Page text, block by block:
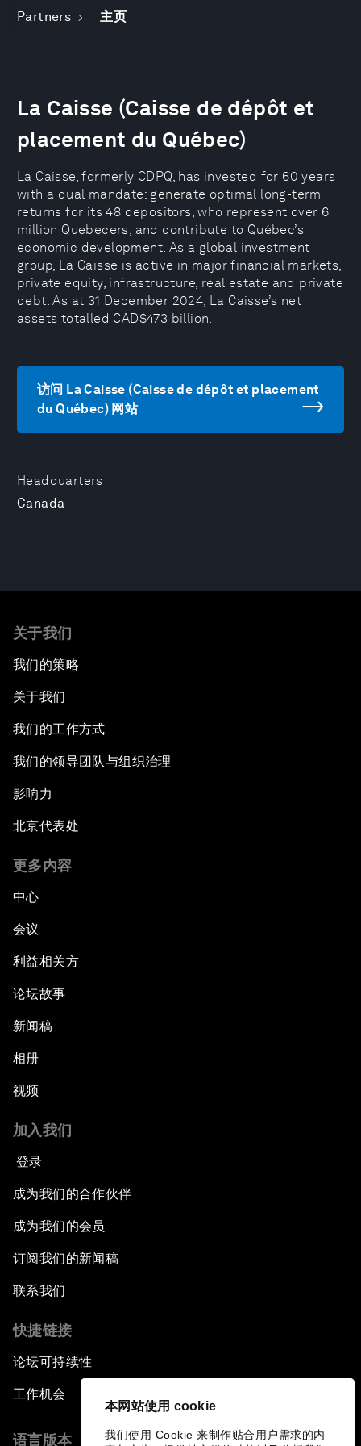
本网站使用 cookie
我们使用 Cookie 来制作贴合用户需求的内
Partners 主页
Headquarters
Canada
La Caisse (Caisse de dépôt et
placement du Québec)
La Caisse, formerly CDPQ, has invested for 60 years
with a dual mandate: generate optimal long-term
returns for its 48 depositors, who represent over 6
million Quebecers, and contribute to Québec’s
economic development. As a global investment
group, La Caisse is active in major financial markets,
private equity, infrastructure, real estate and private
debt. As at 31 December 2024, La Caisse’s net
assets totalled CAD$473 billion.
访问 La Caisse (Caisse de dépôt et placement
du Québec) 网站
关于我们
我们的策略
关于我们
我们的工作方式
我们的领导团队与组织治理
影响力
北京代表处
更多内容
中心
会议
利益相关方
论坛故事
新闻稿
相册
视频
加入我们
登录
成为我们的合作伙伴
成为我们的会员
订阅我们的新闻稿
联系我们
快捷链接
论坛可持续性
工作机会
语言版本